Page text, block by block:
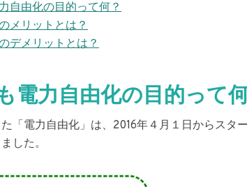
自由化の目的って何？
メリットとは？
デメリットとは？
電力自由化の目的って
「電力自由化」は、2016年４月１日からスタ
した。